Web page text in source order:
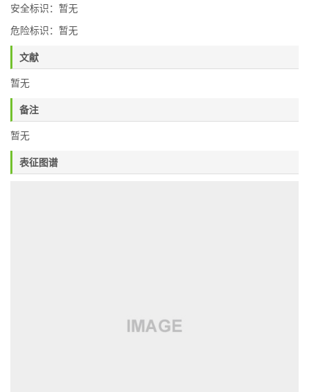
安全标识：暂无
危险标识：暂无
文献
暂无
备注
暂无
表征图谱